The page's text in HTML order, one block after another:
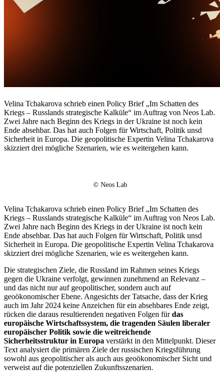
Velina Tchakarova schrieb einen Policy Brief „Im Schatten des
Kriegs – Russlands strategische Kalküle“ im Auftrag von Neos Lab.
Zwei Jahre nach Beginn des Kriegs in der Ukraine ist noch kein
Ende absehbar. Das hat auch Folgen für Wirtschaft, Politik unsd
Sicherheit in Europa. Die geopolitische Expertin Velina Tchakarova
skizziert drei mögliche Szenarien, wie es weitergehen kann.
© Neos Lab
Velina Tchakarova schrieb einen Policy Brief „Im Schatten des
Kriegs – Russlands strategische Kalküle“ im Auftrag von Neos Lab.
Zwei Jahre nach Beginn des Kriegs in der Ukraine ist noch kein
Ende absehbar. Das hat auch Folgen für Wirtschaft, Politik unsd
Sicherheit in Europa. Die geopolitische Expertin Velina Tchakarova
skizziert drei mögliche Szenarien, wie es weitergehen kann.
Die strategischen Ziele, die Russland im Rahmen seines Kriegs
gegen die Ukraine verfolgt, gewinnen zunehmend an Relevanz –
und das nicht nur auf geopolitischer, sondern auch auf
geoökonomischer Ebene. Angesichts der Tatsache, dass der Krieg
auch im Jahr 2024 keine Anzeichen für ein absehbares Ende zeigt,
rücken die daraus resultierenden negativen Folgen fürdas
europäische Wirtschaftssystem, die tragenden Säulen liberaler
europäischer Politik sowie die weitreichende
Sicherheitsstruktur in Europa verstärkt in den Mittelpunkt. Dieser
Text analysiert die primären Ziele der russischen Kriegsführung
sowohl aus geopolitischer als auch aus geoökonomischer Sicht und
verweist auf die potenziellen Zukunftsszenarien.